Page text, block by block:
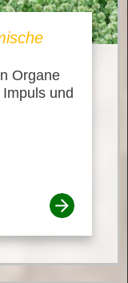
Organe
und